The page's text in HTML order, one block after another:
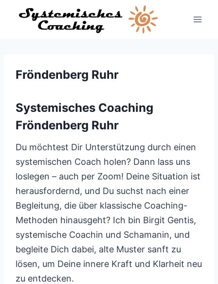
Inhalt
Fröndenberg Ruhr
Systemisches Coaching
Fröndenberg Ruhr
Du möchtest Dir Unterstützung durch einen
systemischen Coach holen? Dann lass uns
loslegen – auch per Zoom! Deine Situation ist
herausfordernd, und Du suchst nach einer
Begleitung, die über klassische Coaching-
Methoden hinausgeht? Ich bin Birgit Gentis,
systemische Coachin und Schamanin, und
begleite Dich dabei, alte Muster sanft zu
lösen, um Deine innere Kraft und Klarheit neu
zu entdecken.